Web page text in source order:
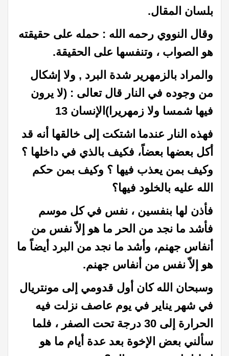
بلسان المقال.
وقال النووي رحمه الله : حمله على حقيقته
هو الصواب ، وتنفسها على الحقيقة.
والمراد بالزمهرير شدة البرد , ولا إشكال
من وجوده في النار قال تعالى : (لا يرون
فيها شمسا ولا زمهريرا)الإنسان 13
فهذه النار عندما اشتكت إلى خالقها أنه قد
أكل بعضها بعضاً، فكيف بالذي في داخلها ؟
وكيف بمن يعذب فيها ؟ وكيف بمن حكم
الله عليه بالخلود فيها؟
فأذن لها بنفسين ، نفس في كل موسم
فأشد ما نجد من الحر ما هو إلاّ نفس من
أنفاس جهنم، وأشد ما نجد من البرد أيضاً ما
هو إلاّ نفس من أنفاس جهنم.
وسبحان الله كان أول قدومي إلى مونتريال
في شهر يناير في يوم عاصف نزلت فيه
الحرارة إلى 30 درجة تحت الصفر ، فلما
سألني بعض الإخوة بعد عدة أيام ما هو